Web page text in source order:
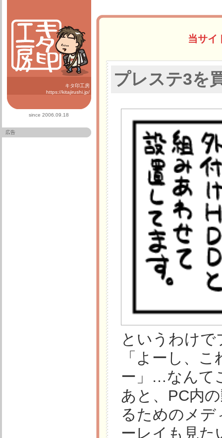
キタ印工房
https://kitajirushi.jp/
since 2006.09.18
広告
当サイ
プレステ3を
というわけ
「よーし、
ー」…なんて
あと、PC内
るためのメ
ーレイも見た